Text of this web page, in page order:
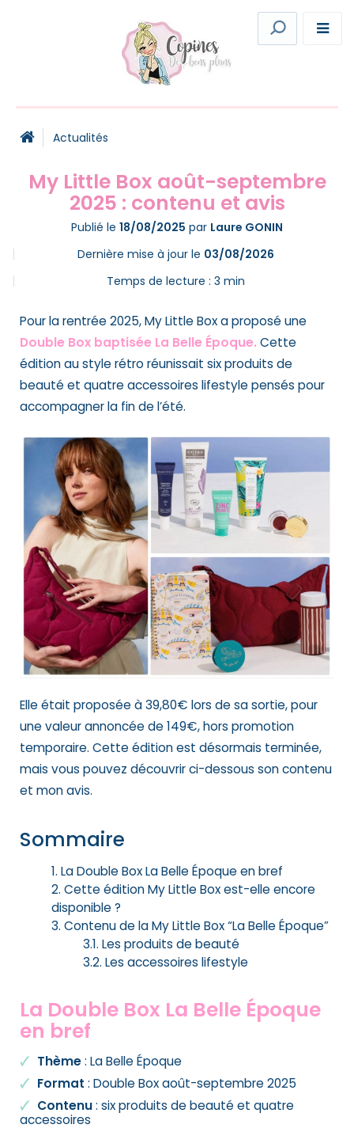
Actualités
My Little Box août-septembre
2025 : contenu et avis
Publié le 18/08/2025 par Laure GONIN
Dernière mise à jour le 03/08/2026
Temps de lecture : 3 min
Pour la rentrée 2025, My Little Box a proposé une
Double Box baptisée La Belle Époque. Cette
édition au style rétro réunissait six produits de
beauté et quatre accessoires lifestyle pensés pour
accompagner la fin de l’été.
Elle était proposée à 39,80€ lors de sa sortie, pour
une valeur annoncée de 149€, hors promotion
temporaire. Cette édition est désormais terminée,
mais vous pouvez découvrir ci-dessous son contenu
et mon avis.
Sommaire
La Double Box La Belle Époque en bref
Cette édition My Little Box est-elle encore
disponible ?
Contenu de la My Little Box “La Belle Époque”
Les produits de beauté
Les accessoires lifestyle
La Double Box La Belle Époque
en bref
Thème: La Belle Époque
Format : Double Box août-septembre 2025
Contenu: six produits de beauté et quatre
accessoires